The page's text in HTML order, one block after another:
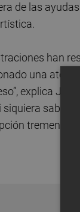
de las
han
una
explica
siquiera sabían
tremendo”.